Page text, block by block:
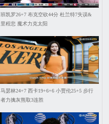
班凯罗26+7 布克空砍44分 杜兰特7失误&
里程悲 魔术力克太阳
马瑟林24+7 西卡19+6+6 小贾伦25+5 步行
者力擒灰熊取3连胜